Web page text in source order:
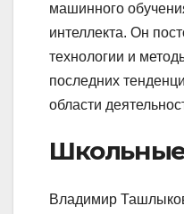
машинного
интеллекта. Он
технологии и
последних
области
Владимир